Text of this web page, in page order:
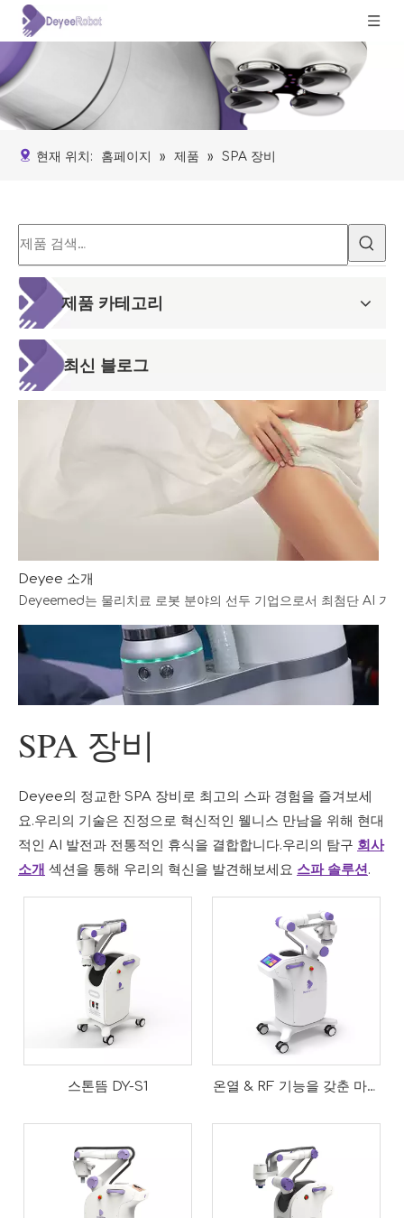
현재 위치: 홈페이지 » 제품 » SPA 장비
제품 카테고리
최신 블로그
마사지 요법
마사지 요법에는 많은 기술이 있으며, 일반적인 기술로는 밀기, 잡
Deyee 소개
Deyeemed는 물리치료 로봇 분야의 선두 기업으로서 최첨단 AI 기
초음파 물리치료
물리치료에 있어서 초음파의 원리는 고주파 음파의 기계적 진동을
마사지 요법
마사지 요법에는 많은 기술이 있으며, 일반적인 기술로는 밀기, 잡
SPA 장비
Deyee의 정교한 SPA 장비로 최고의 스파 경험을 즐겨보세
요.우리의 기술은 진정으로 혁신적인 웰니스 만남을 위해 현대
적인 AI 발전과 전통적인 휴식을 결합합니다.우리의 탐구 회사
소개 섹션을 통해 우리의 혁신을 발견해보세요 스파 솔루션.
스톤뜸 DY-S1
온열 & RF 기능을 갖춘 마사